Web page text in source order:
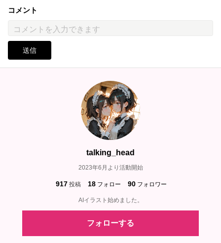
コメント
送信
talking_head
2023年6月より活動開始
917 投稿 18 フォロー 90 フォロワー
AIイラスト始めました。
フォローする